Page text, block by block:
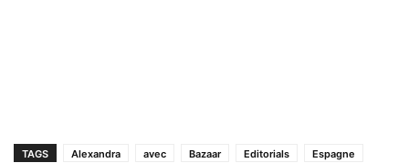
TAGS Alexandra avec Bazaar Editorials
Espagne